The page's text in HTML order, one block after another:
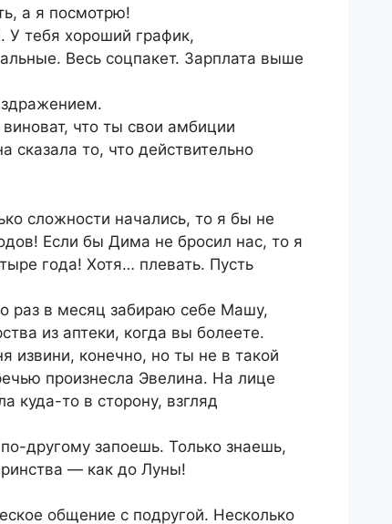
а я посмотрю!
У тебя хороший график,
Весь соцпакет. Зарплата выше
что ты свои амбиции
то, что действительно
сложности начались, то я бы не
Если бы Дима не бросил нас, то я
года! Хотя… плевать. Пусть
раз в месяц забираю себе Машу,
из аптеки, когда вы болеете.
извини, конечно, но ты не в такой
произнесла Эвелина. На лице
куда-то в сторону, взгляд
другому запоешь. Только знаешь,
― как до Луны!
общение с подругой. Несколько